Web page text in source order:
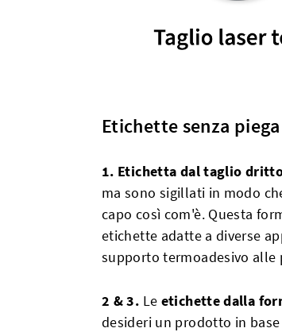
Etichette senza piega
1. Etichetta dal taglio
ma sono sigillati in modo
capo così com'è. Questa
etichette adatte a diverse
supporto termoadesivo alle
2 & 3. Le etichette dalla
desideri un prodotto in